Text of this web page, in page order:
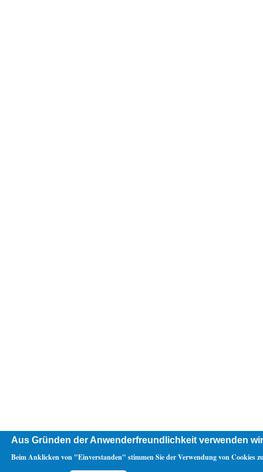
Aus Gründen der Anwenderfreundlichkeit verwenden
Beim Anklicken von "Einverstanden" stimmen Sie der Verwendung von Cookies